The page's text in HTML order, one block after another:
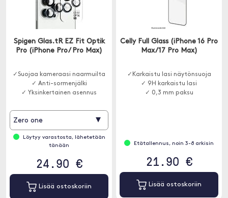
Spigen Glas.tR EZ Fit Optik
Pro (iPhone Pro/ Pro Max)
✓Suojaa kameraasi naarmuilta
✓ Anti-sormenjälki
✓ Yksinkertainen asennus
Zero one ▾
Löytyy varastosta, lähetetään
tänään
24.90 €
Lisää ostoskoriin
Celly Full Glass (iPhone 16 Pro
Max/17 Pro Max)
✓Karkaistu lasi näytönsuoja
✓ 9H karkaistu lasi
✓ 0,3 mm paksu
Etätallennus, noin 3-8 arkisin
21.90 €
Lisää ostoskoriin